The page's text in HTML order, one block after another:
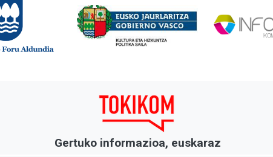
Gertuko informazioa, euskaraz